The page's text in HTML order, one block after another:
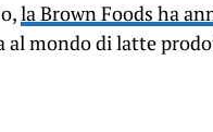
la Brown Foods ha
al mondo di latte